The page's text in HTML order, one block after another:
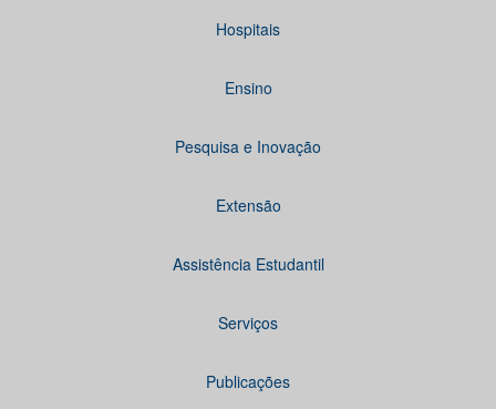
Hospitais
Ensino
Pesquisa e Inovação
Extensão
Assistência Estudantil
Serviços
Publicações